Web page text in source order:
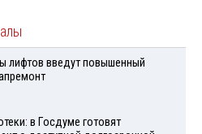
лифтов введут повышенный
в Госдуме готовят